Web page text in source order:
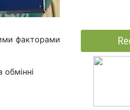
факторами